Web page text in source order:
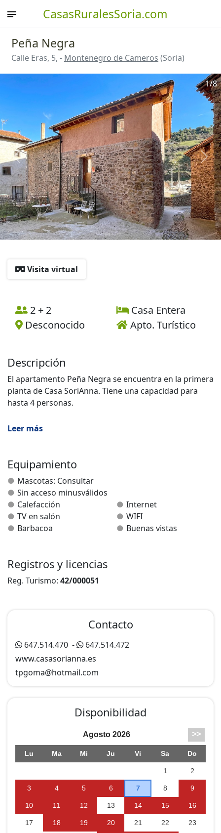
CasasRuralesSoria.com
Peña Negra
Calle Eras, 5, - Montenegro de Cameros (Soria)
Anterior
1/8
Visita virtual
2 + 2
Casa Entera
Desconocido
Apto. Turístico
Descripción
El apartamento Peña Negra se encuentra en la primera
planta de Casa SoriAnna. Tiene una capacidad para
hasta 4 personas.
Dispone de una cocina completamente equipada, sala
Cuenta con 1 dormitorio con cama de matrimonio y un
sofá cama en el salón.
Leer más
Equipamiento
Mascotas: Consultar
Sin acceso minusválidos
Calefacción
Internet
TV en salón
WIFI
Barbacoa
Buenas vistas
Registros y licencias
Reg. Turismo: 42/000051
Contacto
647.514.470 -
647.514.472
www.casasorianna.es
tpgoma@hotmail.com
Disponibilidad